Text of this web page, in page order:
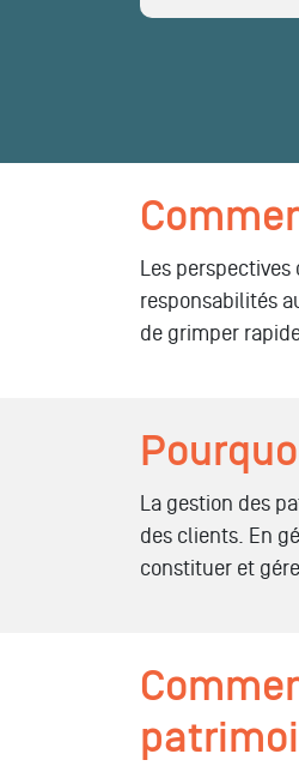
Les perspectives
responsabilités
de grimper
La gestion des
des clients. En
constituer et